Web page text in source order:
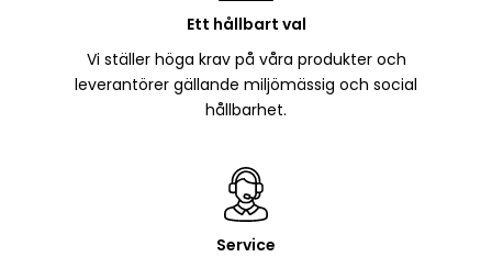
Ett hållbart val
Vi ställer höga krav på våra produkter och
leverantörer gällande miljömässig och social
hållbarhet.
Service